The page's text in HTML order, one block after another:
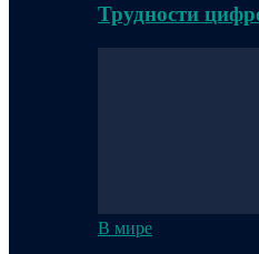
Трудности
В мире